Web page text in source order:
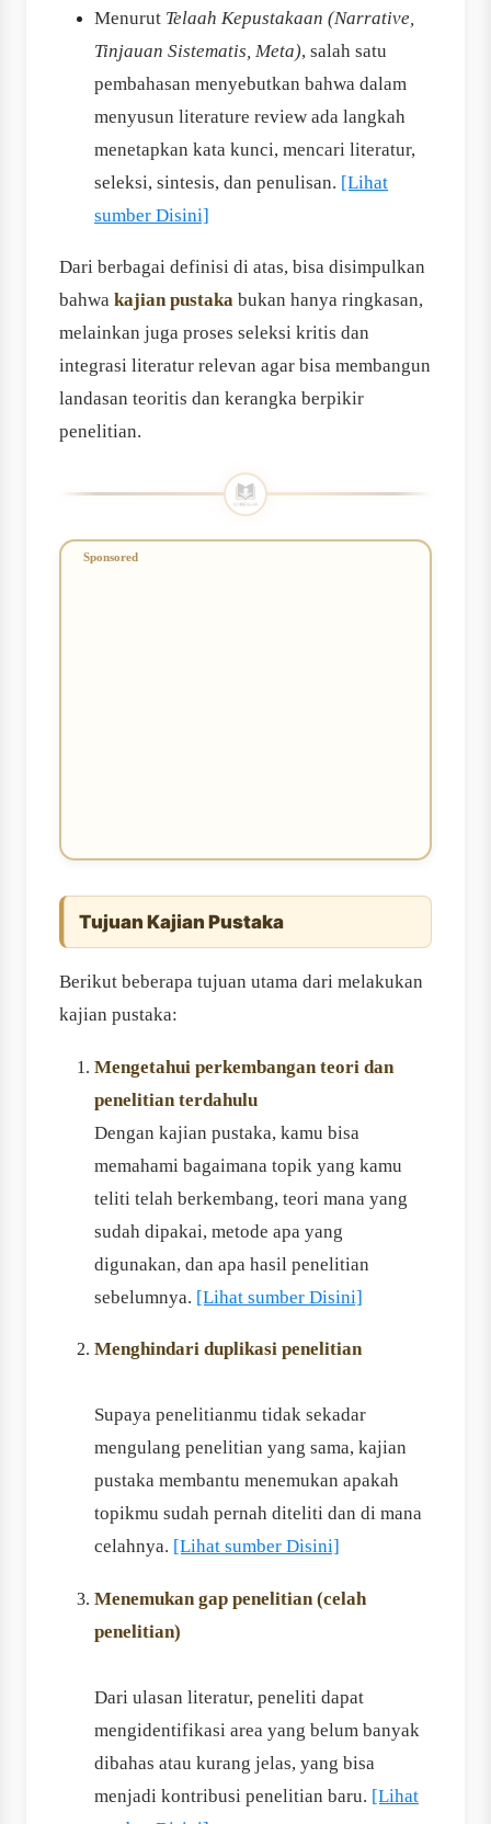
Menurut Telaah Kepustakaan (Narrative,
Tinjauan Sistematis, Meta), salah satu
pembahasan menyebutkan bahwa dalam
menyusun literature review ada langkah
menetapkan kata kunci, mencari literatur,
seleksi, sintesis, dan penulisan. [Lihat
sumber Disini]
Dari berbagai definisi di atas, bisa disimpulkan
bahwa kajian pustaka bukan hanya ringkasan,
melainkan juga proses seleksi kritis dan
integrasi literatur relevan agar bisa membangun
landasan teoritis dan kerangka berpikir
penelitian.
Tujuan Kajian Pustaka
Berikut beberapa tujuan utama dari melakukan
kajian pustaka:
Mengetahui perkembangan teori dan
penelitian terdahulu
Dengan kajian pustaka, kamu bisa
memahami bagaimana topik yang kamu
teliti telah berkembang, teori mana yang
sudah dipakai, metode apa yang
digunakan, dan apa hasil penelitian
sebelumnya. [Lihat sumber Disini]
Menghindari duplikasi penelitian
Supaya penelitianmu tidak sekadar
mengulang penelitian yang sama, kajian
pustaka membantu menemukan apakah
topikmu sudah pernah diteliti dan di mana
celahnya. [Lihat sumber Disini]
Menemukan gap penelitian (celah
penelitian)
Dari ulasan literatur, peneliti dapat
mengidentifikasi area yang belum banyak
dibahas atau kurang jelas, yang bisa
menjadi kontribusi penelitian baru. [Lihat